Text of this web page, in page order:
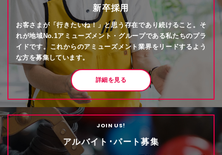
新卒採用
お客さまが「行きたいね！」と思う存在であり続けること。そ
れが地域No.1アミューズメント・グループである私たちのプラ
イドです。これからのアミューズメント業界をリードするよう
な方を募集しています。
詳細を見る
JOIN US!
アルバイト･パート募集